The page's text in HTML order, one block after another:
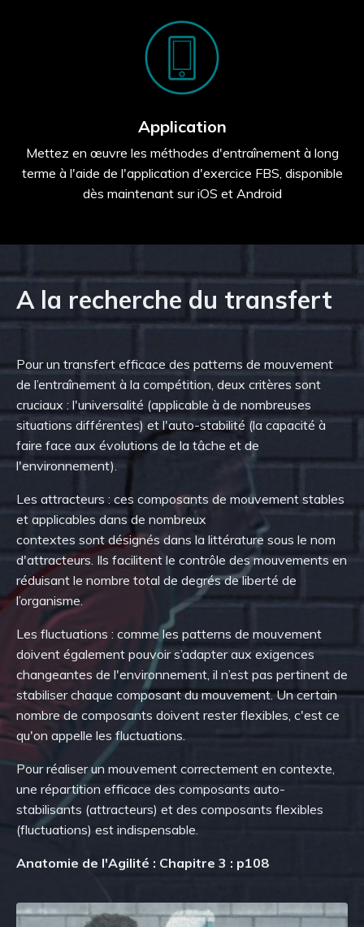
Application
Mettez en œuvre les méthodes d'entraînement à long
terme à l'aide de l'application d'exercice FBS, disponible
dès maintenant sur iOS et Android
A la recherche du transfert
Pour un transfert efficace des patterns de mouvement
de l’entraînement à la compétition, deux critères sont
cruciaux : l'universalité (applicable à de nombreuses
situations différentes) et l'auto-stabilité (la capacité à
faire face aux évolutions de la tâche et de
l'environnement).
Les attracteurs : ces composants de mouvement stables
et applicables dans de nombreux
contextes sont désignés dans la littérature sous le nom
d'attracteurs. Ils facilitent le contrôle des mouvements en
réduisant le nombre total de degrés de liberté de
l’organisme.
Les fluctuations : comme les patterns de mouvement
doivent également pouvoir s’adapter aux exigences
changeantes de l'environnement, il n’est pas pertinent de
stabiliser chaque composant du mouvement. Un certain
nombre de composants doivent rester flexibles, c'est ce
qu'on appelle les fluctuations.
Pour réaliser un mouvement correctement en contexte,
une répartition efficace des composants auto-
stabilisants (attracteurs) et des composants flexibles
(fluctuations) est indispensable.
Anatomie de l'Agilité : Chapitre 3 : p108